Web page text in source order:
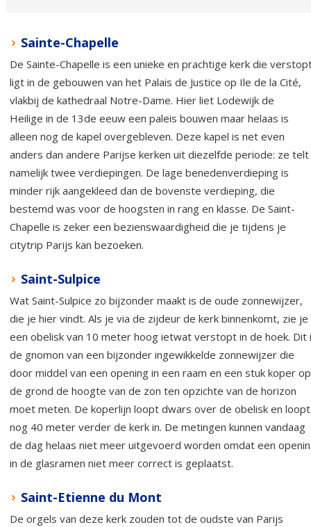
Sainte-Chapelle
De Sainte-Chapelle is een unieke en prachtige kerk die
ligt in de gebouwen van het Palais de Justice op Ile de la Cité,
vlakbij de kathedraal Notre-Dame. Hier liet Lodewijk de
Heilige in de 13de eeuw een paleis bouwen maar helaas is
alleen nog de kapel overgebleven. Deze kapel is net even
anders dan andere Parijse kerken uit diezelfde periode: ze telt
namelijk twee verdiepingen. De lage benedenverdieping is
minder rijk aangekleed dan de bovenste verdieping, die
bestemd was voor de hoogsten in rang en klasse. De Saint-
Chapelle is zeker een bezienswaardigheid die je tijdens je
citytrip Parijs kan bezoeken.
Saint-Sulpice
Wat Saint-Sulpice zo bijzonder maakt is de oude zonnewijzer,
die je hier vindt. Als je via de zijdeur de kerk binnenkomt, zie je
een obelisk van 10 meter hoog ietwat verstopt in de hoek. Dit
de gnomon van een bijzonder ingewikkelde zonnewijzer die
door middel van een opening in een raam en een stuk koper op
de grond de hoogte van de zon ten opzichte van de horizon
moet meten. De koperlijn loopt dwars over de obelisk en loopt
nog 40 meter verder de kerk in. De metingen kunnen vandaag
de dag helaas niet meer uitgevoerd worden omdat een
in de glasramen niet meer correct is geplaatst.
Saint-Etienne du Mont
De orgels van deze kerk zouden tot de oudste van Parijs